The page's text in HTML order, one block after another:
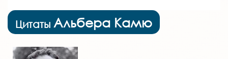
Цитаты Альбера Камю